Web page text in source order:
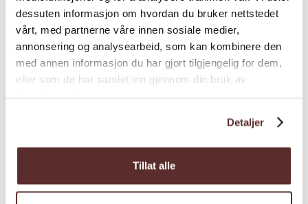
dessuten informasjon om hvordan du bruker nettstedet
vårt, med partnerne våre innen sosiale medier,
annonsering og analysearbeid, som kan kombinere den
med annen informasjon du har gjort tilgjengelig for dem,
eller som de har samlet inn gjennom din bruk av
Detaljer
Tillat alle